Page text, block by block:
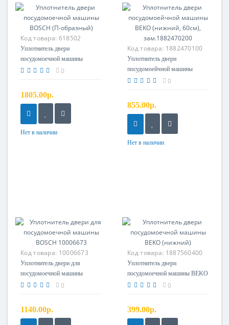
Код товара: 618502
Уплотнитель двери
посудомоечной машины
BOSCH (П-образный)
0
1805.00р.
Нет в наличии
Код товара: 1882470100
Уплотнитель двери
посудомоейчной машины
BEKO (нижний, 60см),
0
855.00р.
Нет в наличии
Код товара: 10006673
Уплотнитель двери для
посудомоечной машины
BOSCH 10006673
0
1140.00р.
Код товара: 1887560400
Уплотнитель двери
посудомоечной машины BEKO
(нижний)
0
399.00р.